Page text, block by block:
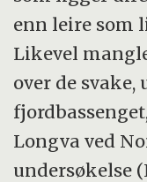
enn leire som
Likevel
over de svake,
Longva ved
undersøkelse